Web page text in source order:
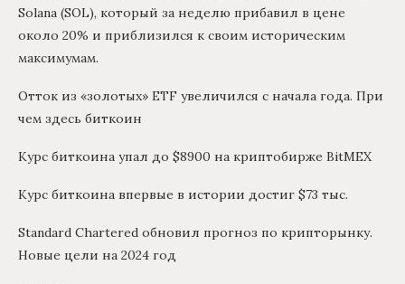
Solana (SOL), который за неделю прибавил в цене
около 20% и приблизился к своим историческим
максимумам.
Отток из «золотых» ETF увеличился с начала года. При
чем здесь биткоин
Курс биткоина упал до $8900 на криптобирже BitMEX
Курс биткоина впервые в истории достиг $73 тыс.
Standard Chartered обновил прогноз по крипторынку.
Новые цели на 2024 год